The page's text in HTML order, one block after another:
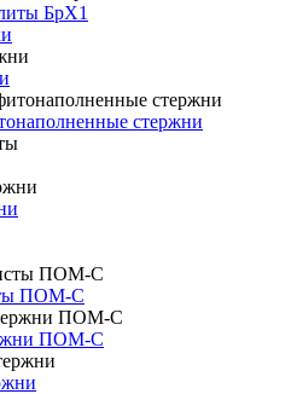
БрХ1
стержни
ПОМ-С
ПОМ-С